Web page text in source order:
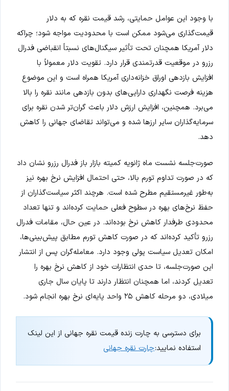
با وجود این عوامل حمایتی، رشد قیمت نقره که به دلار
قیمت‌گذاری می‌شود ممکن است با محدودیت مواجه شود؛ چراکه
دلار آمریکا همچنان تحت تأثیر سیگنال‌های نسبتاً انقباضی فدرال
رزرو در موقعیت قدرتمندی قرار دارد. تقویت دلار معمولاً با
افزایش بازدهی اوراق خزانه‌داری آمریکا همراه است و این موضوع
هزینه فرصت نگهداری دارایی‌های بدون بازدهی مانند نقره را بالا
می‌برد. همچنین، افزایش ارزش دلار باعث گران‌تر شدن نقره برای
سرمایه‌گذاران سایر ارزها شده و می‌تواند تقاضای جهانی را کاهش
دهد.
صورت‌جلسه نشست ماه ژانویه کمیته بازار باز فدرال رزرو نشان داد
که در صورت تداوم تورم بالا، حتی احتمال افزایش نرخ بهره نیز
به‌طور غیرمستقیم مطرح شده است. هرچند اکثر سیاست‌گذاران از
حفظ نرخ‌های بهره در سطوح فعلی حمایت کرده‌اند و تنها تعداد
محدودی طرفدار کاهش نرخ بوده‌اند. در عین حال، مقامات فدرال
رزرو تأکید کرده‌اند که در صورت کاهش تورم مطابق پیش‌بینی‌ها،
امکان تعدیل سیاست پولی وجود دارد. معامله‌گران پس از انتشار
این صورت‌جلسه، تا حدی انتظارات خود از کاهش نرخ بهره را
تعدیل کردند، اما همچنان انتظار دارند تا پایان سال جاری
میلادی، دو مرحله کاهش ۲۵ واحد پایه‌ای نرخ بهره انجام شود.
برای دسترسی به چارت زنده قیمت نقره جهانی از این لینک
استفاده نمایید:چارت نقره جهانی